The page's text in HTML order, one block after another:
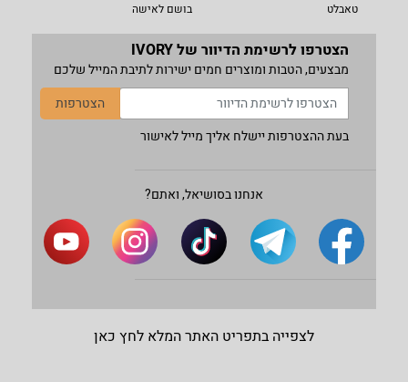
טאבלט
בושם לאישה
הצטרפו לרשימת הדיוור של IVORY
מבצעים, הטבות ומוצרים חמים ישירות לתיבת המייל שלכם
הצטרפות
בעת ההצטרפות יישלח אליך מייל לאישור
אנחנו בסושיאל, ואתם?
לצפייה בתפריט האתר המלא לחץ כאן